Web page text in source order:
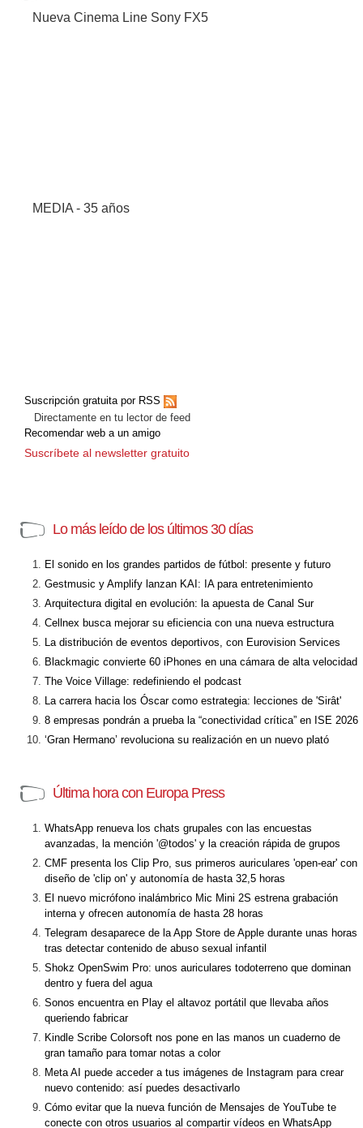
Nueva Cinema Line Sony FX5
MEDIA - 35 años
Suscripción gratuita por RSS
Directamente en tu lector de feed
Recomendar web a un amigo
Suscríbete al newsletter gratuito
Lo más leído de los últimos 30 días
El sonido en los grandes partidos de fútbol: presente y futuro
Gestmusic y Amplify lanzan KAI: IA para entretenimiento
Arquitectura digital en evolución: la apuesta de Canal Sur
Cellnex busca mejorar su eficiencia con una nueva estructura
La distribución de eventos deportivos, con Eurovision Services
Blackmagic convierte 60 iPhones en una cámara de alta velocidad
The Voice Village: redefiniendo el podcast
La carrera hacia los Óscar como estrategia: lecciones de 'Sirât'
8 empresas pondrán a prueba la “conectividad crítica” en ISE 2026
‘Gran Hermano’ revoluciona su realización en un nuevo plató
Última hora con Europa Press
WhatsApp renueva los chats grupales con las encuestas
avanzadas, la mención '@todos' y la creación rápida de grupos
CMF presenta los Clip Pro, sus primeros auriculares 'open-ear' con
diseño de 'clip on' y autonomía de hasta 32,5 horas
El nuevo micrófono inalámbrico Mic Mini 2S estrena grabación
interna y ofrecen autonomía de hasta 28 horas
Telegram desaparece de la App Store de Apple durante unas horas
tras detectar contenido de abuso sexual infantil
Shokz OpenSwim Pro: unos auriculares todoterreno que dominan
dentro y fuera del agua
Sonos encuentra en Play el altavoz portátil que llevaba años
queriendo fabricar
Kindle Scribe Colorsoft nos pone en las manos un cuaderno de
gran tamaño para tomar notas a color
Meta AI puede acceder a tus imágenes de Instagram para crear
nuevo contenido: así puedes desactivarlo
Cómo evitar que la nueva función de Mensajes de YouTube te
conecte con otros usuarios al compartir vídeos en WhatsApp